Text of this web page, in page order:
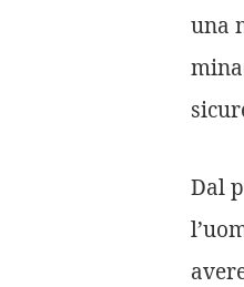
una
Dal